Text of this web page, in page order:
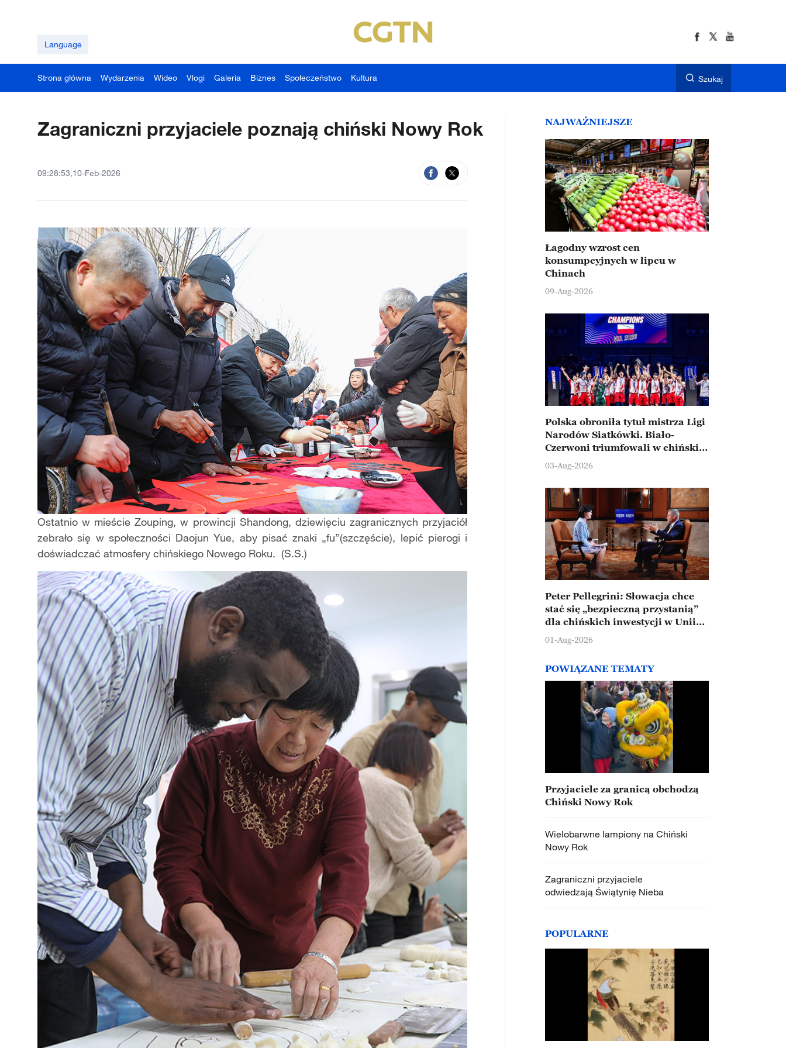
Language
Strona główna Wydarzenia Wideo Vlogi Galeria Biznes Społeczeństwo Kultura Szukaj
Zagraniczni przyjaciele poznają chiński Nowy Rok
09:28:53,10-Feb-2026
Ostatnio w mieście Zouping, w prowincji Shandong, dziewięciu zagranicznych przyjaciół
zebrało się w społeczności Daojun Yue, aby pisać znaki „fu”(szczęście), lepić pierogi i
doświadczać atmosfery chińskiego Nowego Roku. (S.S.)
NAJWAŻNIEJSZE
Łagodny wzrost cen
konsumpcyjnych w lipcu w
Chinach
09-Aug-2026
Polska obroniła tytuł mistrza Ligi
Narodów Siatkówki. Biało-
Czerwoni triumfowali w chińskim
Ningbo
03-Aug-2026
Peter Pellegrini: Słowacja chce
stać się „bezpieczną przystanią”
dla chińskich inwestycji w Unii
Europejskiej
01-Aug-2026
POWIĄZANE TEMATY
Przyjaciele za granicą obchodzą
Chiński Nowy Rok
Wielobarwne lampiony na Chiński
Nowy Rok
Zagraniczni przyjaciele
odwiedzają Świątynię Nieba
POPULARNE